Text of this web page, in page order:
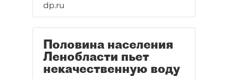
dp.ru
Половина населения
Ленобласти пьет
некачественную воду